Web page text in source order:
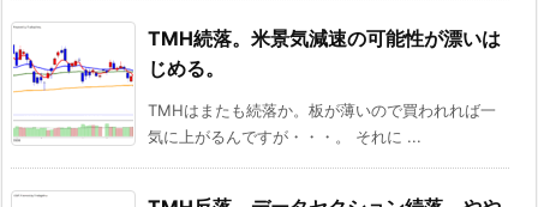
TMH続落。米景気減速の可能性が漂いは
じめる。
TMHはまたも続落か。板が薄いので買われれば一
気に上がるんですが・・・。 それに ...